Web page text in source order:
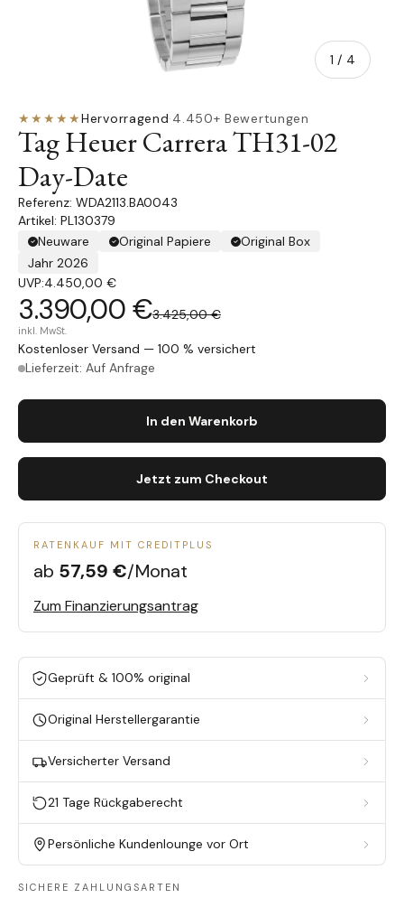
1 / von
4
★★★★★Hervorragend·4.450+ Bewertungen
Tag Heuer Carrera TH31-02
Day-Date
WDA2113.BA0043
Artikel: PL130379
Neuware
Original Papiere
Original Box
Jahr 2026
UVP:4.450,00 €
3.390,00 €3.425,00 €
inkl. MwSt.
Kostenloser Versand — 100 % versichert
Lieferzeit: Auf Anfrage
In den Warenkorb
Jetzt zum Checkout
RATENKAUF MIT CREDITPLUS
ab 57,59 €/Monat
Zum Finanzierungsantrag
Geprüft & 100% original
Original Herstellergarantie
Versicherter Versand
21 Tage Rückgaberecht
Persönliche Kundenlounge vor Ort
SICHERE ZAHLUNGSARTEN